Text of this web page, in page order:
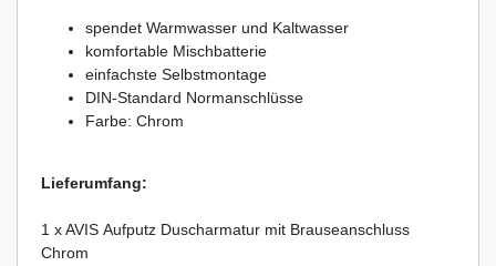
spendet Warmwasser und Kaltwasser
komfortable Mischbatterie
einfachste Selbstmontage
DIN-Standard Normanschlüsse
Farbe: Chrom
Lieferumfang:
1 x AVIS Aufputz Duscharmatur mit Brauseanschluss
Chrom